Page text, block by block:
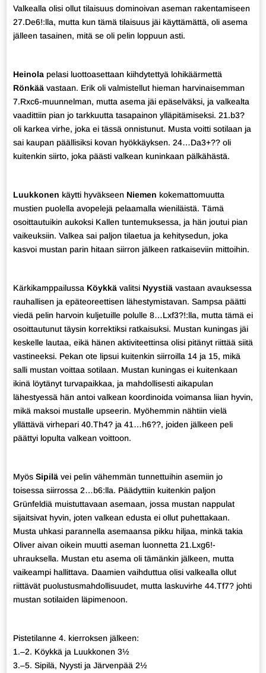
Valkealla olisi ollut tilaisuus dominoivan aseman rakentamiseen
27.De6!:lla, mutta kun tämä tilaisuus jäi käyttämättä, oli asema
jälleen tasainen, mitä se oli pelin loppuun asti.
Heinola pelasi luottoasettaan kiihdytettyä lohikäärmettä
Rönkää vastaan. Erik oli valmistellut hieman harvinaisemman
7.Rxc6-muunnelman, mutta asema jäi epäselväksi, ja valkealta
vaadittiin pian jo tarkkuutta tasapainon ylläpitämiseksi. 21.b3?
oli karkea virhe, joka ei tässä onnistunut. Musta voitti sotilaan ja
sai kaupan päällisiksi kovan hyökkäyksen. 24…Da3+?? oli
kuitenkin siirto, joka päästi valkean kuninkaan pälkähästä.
Luukkonen käytti hyväkseen Niemen kokemattomuutta
mustien puolella avopelejä pelaamalla wieniläistä. Tämä
osoittautuikin aukoksi Kallen tuntemuksessa, ja hän joutui pian
vaikeuksiin. Valkea sai paljon tilaetua ja kehitysedun, joka
kasvoi mustan parin hitaan siirron jälkeen ratkaiseviin mittoihin.
Kärkikamppailussa Köykkä valitsi Nyystiä vastaan avauksessa
rauhallisen ja epäteoreettisen lähestymistavan. Sampsa päätti
viedä pelin harvoin kuljetuille polulle 8…Lxf3?!:lla, mutta tämä ei
osoittautunut täysin korrektiksi ratkaisuksi. Mustan kuningas jäi
keskelle lautaa, eikä hänen aktiviteettinsa olisi pitänyt riittää siitä
vastineeksi. Pekan ote lipsui kuitenkin siirroilla 14 ja 15, mikä
salli mustan voittaa sotilaan. Mustan kuningas ei kuitenkaan
ikinä löytänyt turvapaikkaa, ja mahdollisesti aikapulan
lähestyessä hän antoi valkean koordinoida voimansa liian hyvin,
mikä maksoi mustalle upseerin. Myöhemmin nähtiin vielä
yllättävä virhepari 40.Th4? ja 41…h6??, joiden jälkeen peli
päättyi lopulta valkean voittoon.
Myös Sipilä vei pelin vähemmän tunnettuihin asemiin jo
toisessa siirrossa 2…b6:lla. Päädyttiin kuitenkin paljon
Grünfeldiä muistuttavaan asemaan, jossa mustan nappulat
sijaitsivat hyvin, joten valkean edusta ei ollut puhettakaan.
Musta uhkasi parannella asemaansa pikku hiljaa, minkä takia
Oliver aivan oikein muutti aseman luonnetta 21.Lxg6!-
uhrauksella. Mustan etu asema oli tämänkin jälkeen, mutta
vaikeampi hallittava. Daamien vaihduttua olisi valkealla ollut
riittävät puolustusmahdollisuudet, mutta laskuvirhe 44.Tf7? johti
mustan sotilaiden läpimenoon.
Pistetilanne 4. kierroksen jälkeen:
1.–2. Köykkä ja Luukkonen 3½
3.–5. Sipilä, Nyysti ja Järvenpää 2½